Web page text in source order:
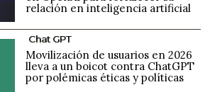
relación en inteligencia artificial
Chat GPT
Movilización de usuarios en 2026
lleva a un boicot contra ChatGPT
por polémicas éticas y políticas